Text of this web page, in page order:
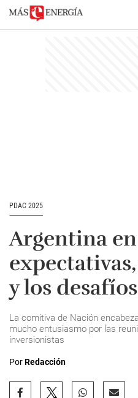
PDAC 2025
Argentina en
y los
La comitiva de Nación
mucho entusiasmo por las
inversionistas
PorRedacción